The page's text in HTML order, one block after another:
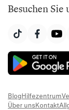
Besuchen Sie
BlogHilfezentrum
Über unsKontakt